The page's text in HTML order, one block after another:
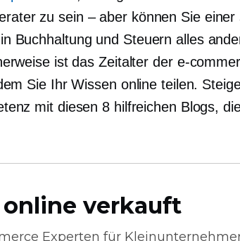
zu sein – aber können Sie einer
Buchhaltung und Steuern alles
ist das Zeitalter der e-
Sie Ihr Wissen online teilen.
mit diesen 8 hilfreichen Blogs,
verkauft
Experten für